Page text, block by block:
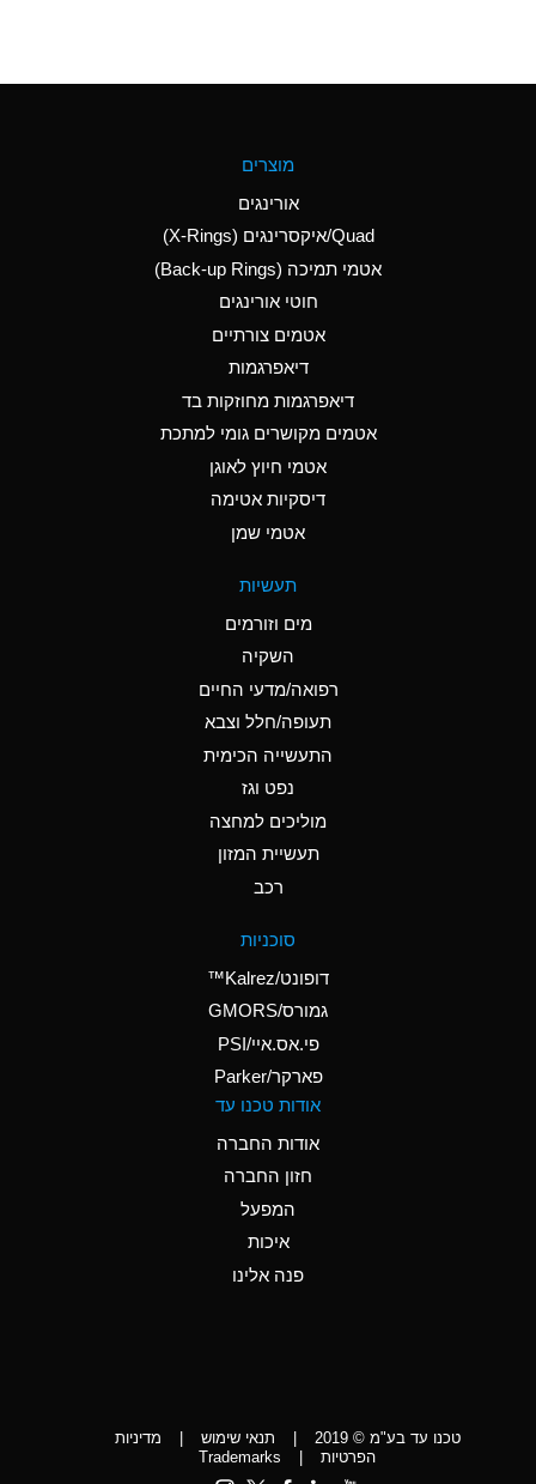
Aluminum Nitrate
(Aqueous)
Aluminum Phosphate
Ammonia Anhydrous
C
Ammonia Gas (cold)
A
Ammonia Gas (hot)
Ammonium Hydroxide
A
Ammonium Nitrate
Ammonium Nitrite
Ammonium Persulfate
Ammonium Phosphate
A
Ammonium Sulfate
*
Amyl Acetate (Banana
Aniline
D
מוצרים
אורינגים
Quad/איקסרינגים (X-Rings)
אטמי תמיכה (Back-up Rings)
חוטי אורינגים
אטמים צורתיים
דיאפרגמות
דיאפרגמות מחוזקות בד
אטמים מקושרים גומי למתכת
אטמי חיוץ לאוגן
דיסקיות אטימה
אטמי שמן
תעשיות
מים וזורמים
השקיה
רפואה/מדעי החיים
תעופה/חלל וצבא
התעשייה הכימית
נפט וגז
מוליכים למחצה
תעשיית המזון
רכב
סוכניות
דופונט/Kalrez™
גמורס/GMORS
פי.אס.איי/PSI
פארקר/Parker
אודות טכנו עד
אודות החברה
חזון החברה
המפעל
איכות
פנה אלינו
טכנו עד בע"מ © 2019 | תנאי שימוש |
מדיניות
הפרטיות
|
Trademarks